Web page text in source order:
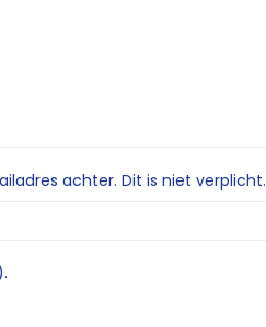
achter. Dit is niet verplicht.